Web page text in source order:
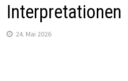
Interpretationen
24. Mai 2026